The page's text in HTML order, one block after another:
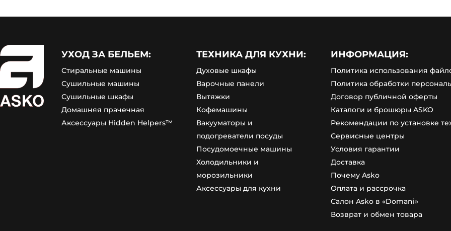
УХОД ЗА БЕЛЬЕМ:
Стиральные машины
Сушильные машины
Сушильные шкафы
Домашняя прачечная
Аксессуары Hidden Helpers™
ТЕХНИКА ДЛЯ КУХНИ:
Духовые шкафы
Варочные панели
Вытяжки
Кофемашины
Вакууматоры и
подогреватели посуды
Посудомоечные машины
Холодильники и
морозильники
Аксессуары для кухни
ИНФОРМАЦИЯ:
Политика использования
Политика обработки
Договор публичной оферты
Каталоги и брошюры ASKO
Рекомендации по установке
Сервисные центры
Условия гарантии
Доставка
Почему Asko
Оплата и рассрочка
Салон Asko в «Domani»
Возврат и обмен товара